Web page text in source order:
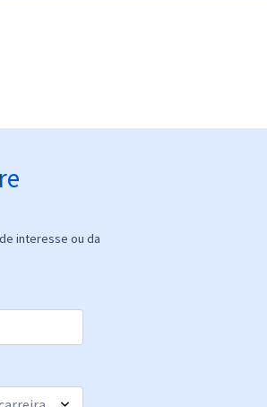
interesse ou da